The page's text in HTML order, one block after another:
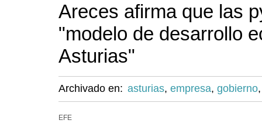
Areces afirma que las
"modelo de desarrollo
Asturias"
Archivado en: asturias, empresa, gobierno
EFE